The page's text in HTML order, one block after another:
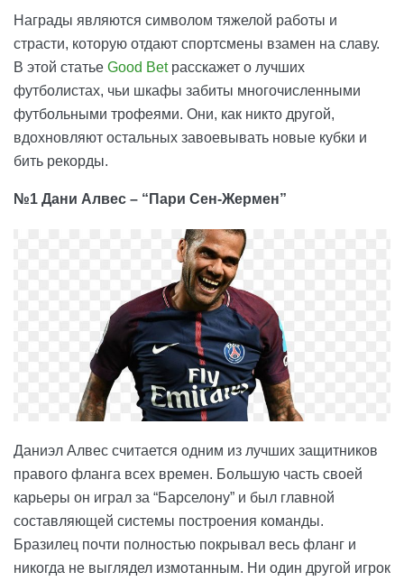
Награды являются символом тяжелой работы и
страсти, которую отдают спортсмены взамен на славу.
В этой статье Good Betрасскажет о лучших
футболистах, чьи шкафы забиты многочисленными
футбольными трофеями. Они, как никто другой,
вдохновляют остальных завоевывать новые кубки и
бить рекорды.
№1 Дани Алвес – “Пари Сен-Жермен”
Даниэл Алвес считается одним из лучших защитников
правого фланга всех времен. Большую часть своей
карьеры он играл за “Барселону” и был главной
составляющей системы построения команды.
Бразилец почти полностью покрывал весь фланг и
никогда не выглядел измотанным. Ни один другой игрок